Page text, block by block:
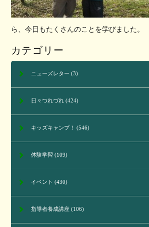
ら、今日もたくさんのことを学びました。
カテゴリー
ニューズレター (3)
日々つれづれ(424)
キッズキャンプ！ (546)
体験学習 (109)
イベント (430)
指導者養成講座(106)